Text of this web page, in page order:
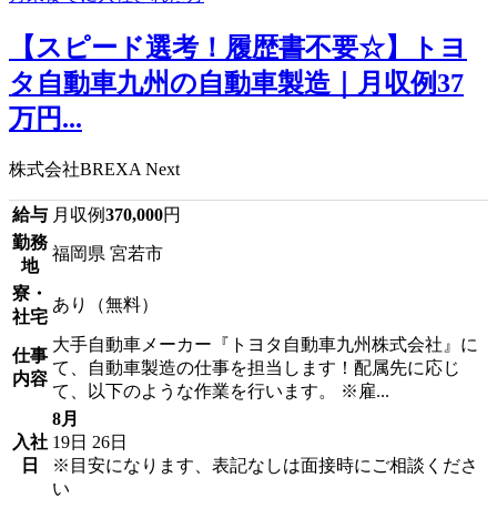
【スピード選考！履歴書不要☆】トヨ
タ自動車九州の自動車製造｜月収例37
万円...
株式会社BREXA Next
給与 月収例370,000円
勤務
地
福岡県 宮若市
寮・
社宅
あり（無料）
仕事
内容
大手自動車メーカー『トヨタ自動車九州株式会社』に
て、自動車製造の仕事を担当します！配属先に応じ
て、以下のような作業を行います。 ※雇...
入社
日
8月
19日 26日
※目安になります、表記なしは面接時にご相談くださ
い